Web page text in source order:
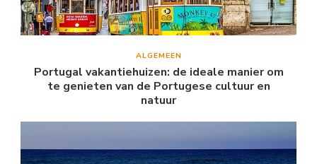
ALGEMEEN
Portugal vakantiehuizen: de ideale manier om
te genieten van de Portugese cultuur en
natuur